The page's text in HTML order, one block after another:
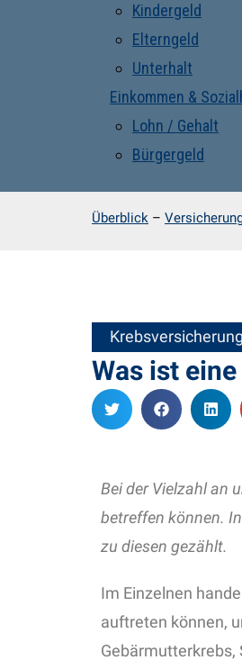
Kindergeld
Elterngeld
Unterhalt
Einkommen &
Lohn / Gehalt
Bürgergeld
Überblick –
Krebsversicherung
Was ist
Bei der Vielzahl an
betreffen können.
zu diesen gezählt.
Im Einzelnen
auftreten können,
Gebärmutterkrebs,